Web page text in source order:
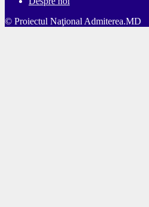
© Proiectul Naţional Admiterea.MD